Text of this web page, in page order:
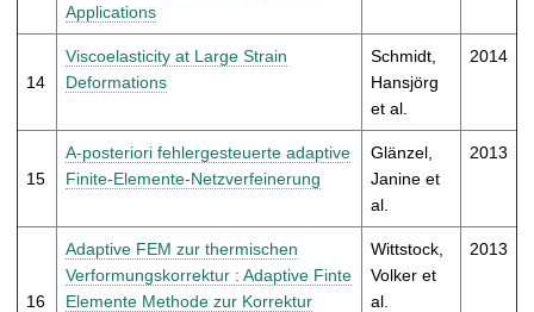
Applications
14
Viscoelasticity at Large Strain
Deformations
Schmidt,
Hansjörg
et al.
2014
15
A-posteriori fehlergesteuerte adaptive
Finite-Elemente-Netzverfeinerung
Glänzel,
Janine et
al.
2013
16
Adaptive FEM zur thermischen
Verformungskorrektur : Adaptive Finte
Elemente Methode zur Korrektur
Wittstock,
Volker et
al.
2013